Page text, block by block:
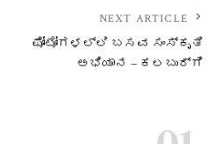
NEXT ARTICLE
ಫೋಟೋಗಳಲ್ಲಿ ಬಸವ ಸಂಸ್ಕೃತಿ
ಅಭಿಯಾನ – ಕಲಬುರ್ಗಿ